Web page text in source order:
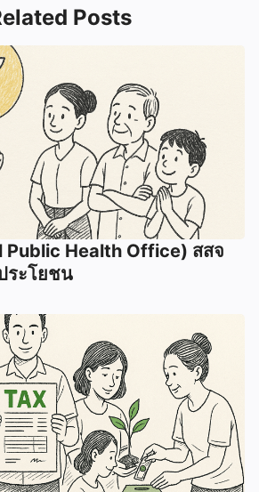
Posts
Public Health Office) สสจ
ระโยชน